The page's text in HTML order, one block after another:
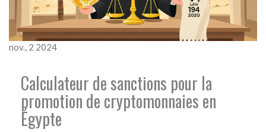
nov., 2 2024
Calculateur de sanctions pour la
promotion de cryptomonnaies en
Égypte